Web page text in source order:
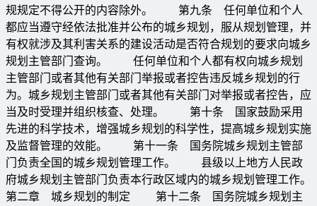
规规定不得公开的内容除外。 第九条 任何单位和个人
都应当遵守经依法批准并公布的城乡规划，服从规划管理，并
有权就涉及其利害关系的建设活动是否符合规划的要求向城乡
规划主管部门查询。 任何单位和个人都有权向城乡规划
主管部门或者其他有关部门举报或者控告违反城乡规划的行
为。城乡规划主管部门或者其他有关部门对举报或者控告，应
当及时受理并组织核查、处理。 第十条 国家鼓励采用
先进的科学技术，增强城乡规划的科学性，提高城乡规划实施
及监督管理的效能。 第十一条 国务院城乡规划主管部
门负责全国的城乡规划管理工作。 县级以上地方人民政
府城乡规划主管部门负责本行政区域内的城乡规划管理工作。
第二章 城乡规划的制定 第十二条 国务院城乡规划主